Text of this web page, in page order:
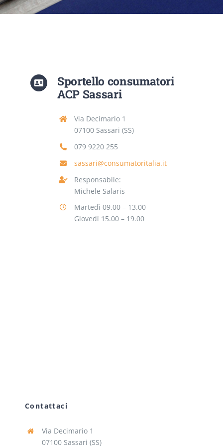
CONTATTI
Sportello consumatori
ACP Sassari
Via Decimario 1
07100 Sassari (SS)
079 9220 255
sassari@consumatoritalia.it
Responsabile:
Michele Salaris
Martedì 09.00 – 13.00
Giovedì 15.00 – 19.00
Contattaci
Via Decimario 1
07100 Sassari (SS)